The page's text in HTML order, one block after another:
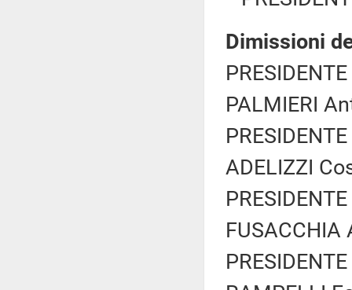
Dimissioni
PALMIERI
ADELIZZI